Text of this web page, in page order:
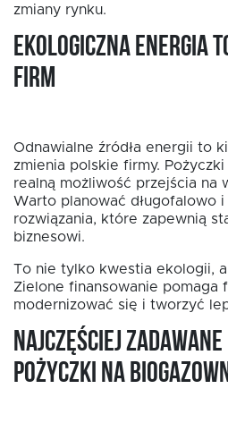
zmiany rynku.
Ekologiczna energia
firm
Odnawialne źródła energii to
zmienia polskie firmy.
realną możliwość przejścia na
Warto planować długofalowo
rozwiązania, które zapewnią
biznesowi.
To nie tylko kwestia ekologii,
Zielone finansowanie pomaga
modernizować się i tworzyć
Najczęściej
pożyczki na